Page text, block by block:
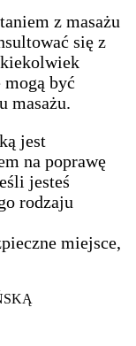
z masażu
się z
być
masażu.
jest
na poprawę
jesteś
rodzaju
miejsce,